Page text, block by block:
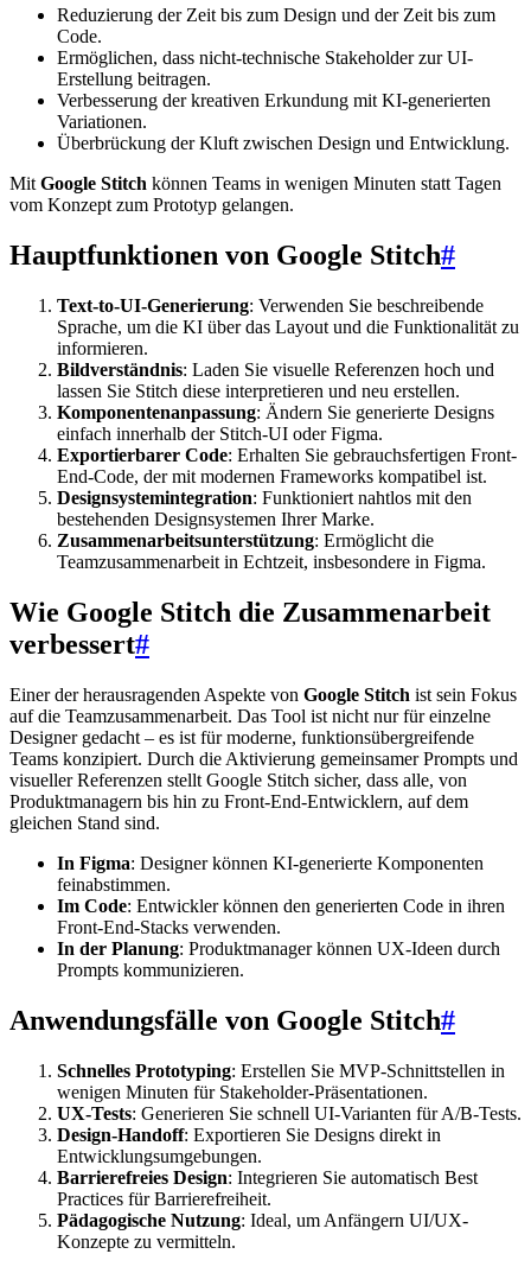
Reduzierung der Zeit bis zum Design und der Zeit bis zum
Code.
Ermöglichen, dass nicht-technische Stakeholder zur UI-
Erstellung beitragen.
Verbesserung der kreativen Erkundung mit KI-generierten
Variationen.
Überbrückung der Kluft zwischen Design und Entwicklung.
Mit Google Stitch können Teams in wenigen Minuten statt Tagen
vom Konzept zum Prototyp gelangen.
Hauptfunktionen von Google Stitch#
Text-to-UI-Generierung: Verwenden Sie beschreibende
Sprache, um die KI über das Layout und die Funktionalität zu
informieren.
Bildverständnis: Laden Sie visuelle Referenzen hoch und
lassen Sie Stitch diese interpretieren und neu erstellen.
Komponentenanpassung: Ändern Sie generierte Designs
einfach innerhalb der Stitch-UI oder Figma.
Exportierbarer Code: Erhalten Sie gebrauchsfertigen Front-
End-Code, der mit modernen Frameworks kompatibel ist.
Designsystemintegration: Funktioniert nahtlos mit den
bestehenden Designsystemen Ihrer Marke.
Zusammenarbeitsunterstützung: Ermöglicht die
Teamzusammenarbeit in Echtzeit, insbesondere in Figma.
Wie Google Stitch die Zusammenarbeit
verbessert#
Einer der herausragenden Aspekte von Google Stitch ist sein Fokus
auf die Teamzusammenarbeit. Das Tool ist nicht nur für einzelne
Designer gedacht – es ist für moderne, funktionsübergreifende
Teams konzipiert. Durch die Aktivierung gemeinsamer Prompts und
visueller Referenzen stellt Google Stitch sicher, dass alle, von
Produktmanagern bis hin zu Front-End-Entwicklern, auf dem
gleichen Stand sind.
In Figma: Designer können KI-generierte Komponenten
feinabstimmen.
Im Code: Entwickler können den generierten Code in ihren
Front-End-Stacks verwenden.
In der Planung: Produktmanager können UX-Ideen durch
Prompts kommunizieren.
Anwendungsfälle von Google Stitch#
Schnelles Prototyping: Erstellen Sie MVP-Schnittstellen in
wenigen Minuten für Stakeholder-Präsentationen.
UX-Tests: Generieren Sie schnell UI-Varianten für A/B-Tests.
Design-Handoff: Exportieren Sie Designs direkt in
Entwicklungsumgebungen.
Barrierefreies Design: Integrieren Sie automatisch Best
Practices für Barrierefreiheit.
Pädagogische Nutzung: Ideal, um Anfängern UI/UX-
Konzepte zu vermitteln.